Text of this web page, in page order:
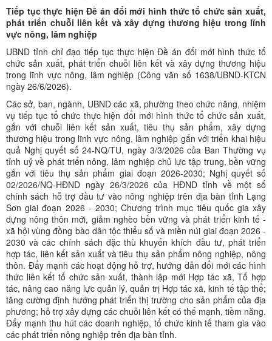
Tiếp tục thực hiện Đề án đổi mới hình thức tổ chức sản xuất,
phát triển chuỗi liên kết và xây dựng thương hiệu trong lĩnh
vực nông, lâm nghiệp
UBND tỉnh chỉ đạo tiếp tục thực hiện Đề án đổi mới hình thức tổ
chức sản xuất, phát triển chuỗi liên kết và xây dựng thương hiệu
trong lĩnh vực nông, lâm nghiệp (Công văn số 1638/UBND-KTCN
ngày 26/6/2026).
Các sở, ban, ngành, UBND các xã, phường theo chức năng, nhiệm
vụ tiếp tục tổ chức thực hiện đổi mới hình thức tổ chức sản xuất,
gắn với chuỗi liên kết sản xuất, tiêu thụ sản phẩm, xây dựng
thương hiệu trong lĩnh vực nông, lâm nghiệp gắn với triển khai hiệu
quả Nghị quyết số 24-NQ/TU, ngày 3/3/2026 của Ban Thường vụ
tỉnh uỷ về phát triển nông, lâm nghiệp chủ lực tập trung, bền vững
gắn với tiêu thụ sản phẩm giai đoạn 2026-2030; Nghị quyết số
02/2026/NQ-HĐND ngày 26/3/2026 của HĐND tỉnh về một số
chính sách hỗ trợ đầu tư vào nông nghiệp trên địa bàn tỉnh Lạng
Sơn giai đoạn 2026 - 2030; Chương trình mục tiêu quốc gia xây
dựng nông thôn mới, giảm nghèo bền vững và phát triển kinh tế -
xã hội vùng đồng bào dân tộc thiểu số và miền núi giai đoạn 2026 -
2030 và các chính sách đặc thù khuyến khích đầu tư, phát triển
hợp tác, liên kết sản xuất và tiêu thụ sản phẩm nông nghiệp, nông
thôn. Đẩy mạnh các hoạt động hỗ trợ, hướng dẫn đổi mới các hình
thức liên kết tổ chức sản xuất, thành lập mới Hợp tác xã, Tổ hợp
tác, nâng cao năng lực quản lý, quản trị Hợp tác xã, kinh tế tập thể;
tăng cường định hướng phát triển thị trường cho sản phẩm của địa
phương; hỗ trợ xây dựng các chuỗi liên kết có thế mạnh, tiềm năng.
Đẩy mạnh thu hút các doanh nghiệp, tổ chức kinh tế tham gia vào
các phát triển nông nghiệp trên địa bàn tỉnh.